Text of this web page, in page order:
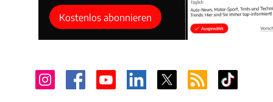
Kostenlos abonnieren